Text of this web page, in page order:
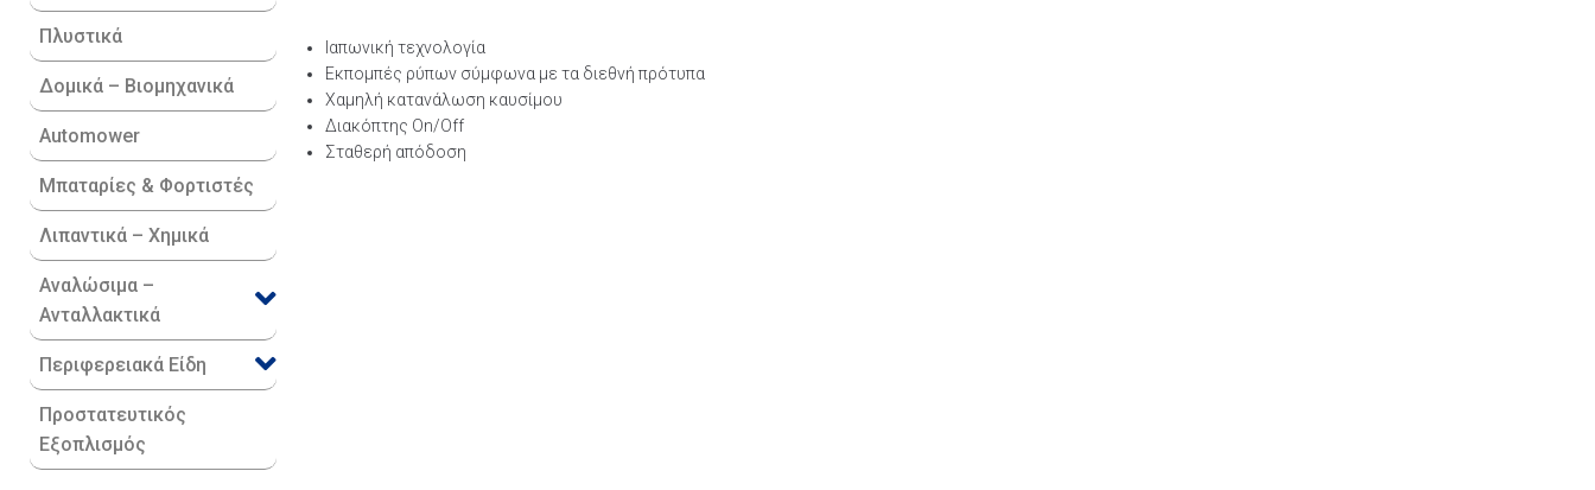
Πλυστικά
Δομικά – Βιομηχανικά
Automower
Μπαταρίες & Φορτιστές
Λιπαντικά – Χημικά
Αναλώσιμα –
Ανταλλακτικά
Περιφερειακά Είδη​
Προστατευτικός
Εξοπλισμός
Ιαπωνική τεχνολογία
Εκπομπές ρύπων σύμφωνα με τα διεθνή πρότυπα
Χαμηλή κατανάλωση καυσίμου
Διακόπτης On/Off
Σταθερή απόδοση